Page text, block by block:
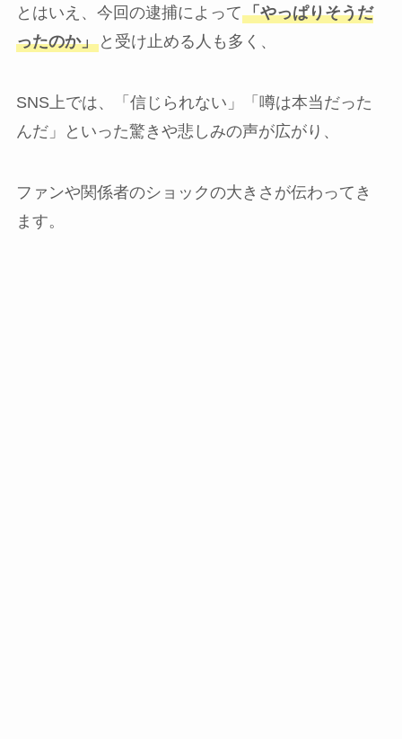
とはいえ、今回の逮捕によって「やっぱりそうだ
ったのか」と受け止める人も多く、
SNS上では、「信じられない」「噂は本当だった
んだ」といった驚きや悲しみの声が広がり、
ファンや関係者のショックの大きさが伝わってき
ます。